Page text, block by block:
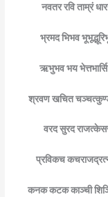
नवतर रवि ताम्रं
भ्रमद भिभव
ऋभुभव भय भेत्तभार्सि
श्रवण खचित
वरद सुरद
प्रविकच
कनक कटक काञ्ची